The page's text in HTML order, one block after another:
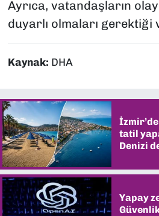
Ayrıca, vatandaşların
duyarlı olmaları gerektiği
Kaynak: DHA
tatil
Denizi
Yapay